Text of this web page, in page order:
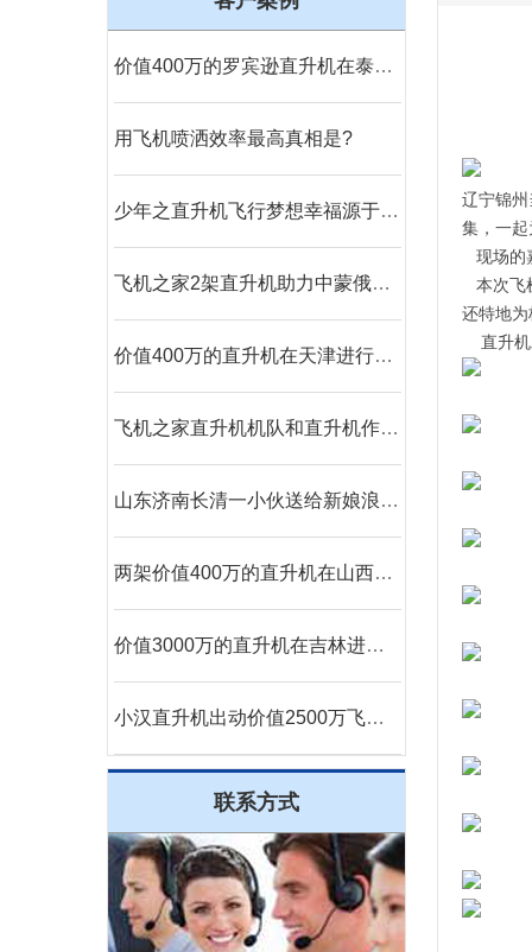
价值400万的罗宾逊直升机在泰安开展静态展示
用飞机喷洒效率最高真相是?
少年之直升机飞行梦想幸福源于此时
飞机之家2架直升机助力中蒙俄经贸合作
价值400万的直升机在天津进行静态展览活动
飞机之家直升机机队和直升机作业运输车辆
山东济南长清一小伙送给新娘浪漫空中婚礼
两架价值400万的直升机在山西运城河津县进行静态展览
价值3000万的直升机在吉林进行飞蛾病虫防治
小汉直升机出动价值2500万飞机完成2次马拉松直升机航拍直播
联系方式
辽宁锦州
集，一
现场的
本次
还特地
直升